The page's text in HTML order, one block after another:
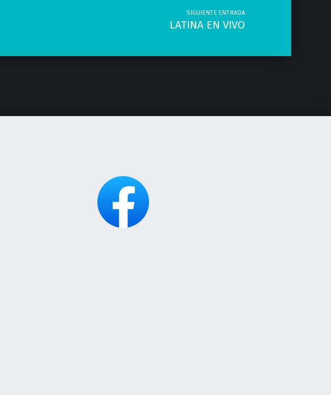
SIGUIENTE ENTRADA
LATINA EN VIVO